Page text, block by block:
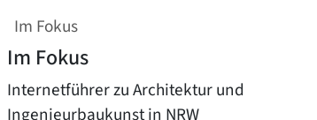
Im Fokus
Im Fokus
Internetführer zu Architektur und
Ingenieurbaukunst in NRW